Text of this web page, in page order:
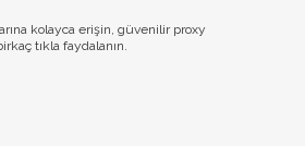
kolayca erişin, güvenilir proxy
tıkla faydalanın.